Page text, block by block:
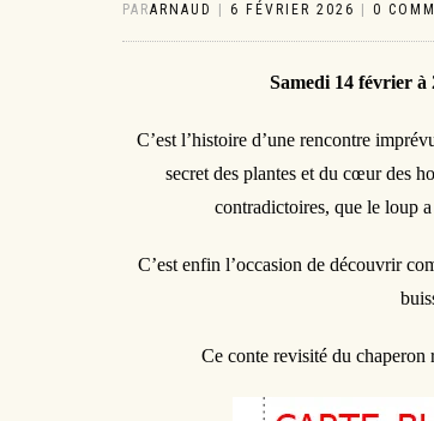
PARARNAUD 6 FÉVRIER 2026 0
Samedi 14 février
C’est l’histoire d’une rencontre
secret des plantes et du cœur des
contradictoires, que le loup
C’est enfin l’occasion de découvrir
Ce conte revisité du